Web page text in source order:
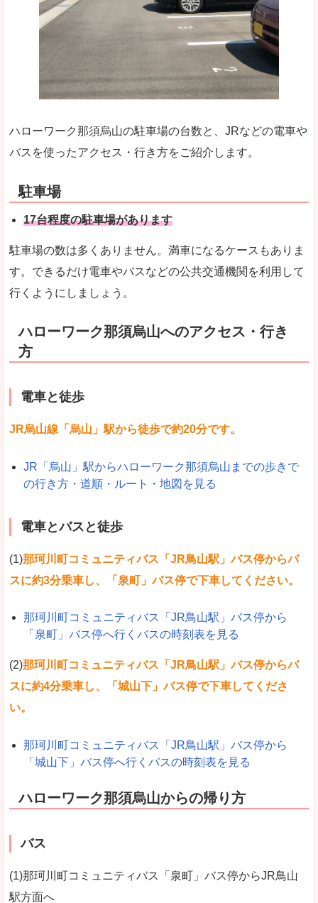
ハローワーク那須烏山の駐車場の台数と、JRなどの電車や
バスを使ったアクセス・行き方をご紹介します。
駐車場
17台程度の駐車場があります
駐車場の数は多くありません。満車になるケースもありま
す。できるだけ電車やバスなどの公共交通機関を利用して
行くようにしましょう。
ハローワーク那須烏山へのアクセス・行き
方
電車と徒歩
JR烏山線「烏山」駅から徒歩で約20分です。
JR「烏山」駅からハローワーク那須烏山までの歩きで
の行き方・道順・ルート・地図を見る
電車とバスと徒歩
(1)那珂川町コミュニティバス「JR鳥山駅」バス停からバ
スに約3分乗車し、「泉町」バス停で下車してください。
那珂川町コミュニティバス「JR鳥山駅」バス停から
「泉町」バス停へ行くバスの時刻表を見る
(2)那珂川町コミュニティバス「JR鳥山駅」バス停からバ
スに約4分乗車し、「城山下」バス停で下車してくださ
い。
那珂川町コミュニティバス「JR鳥山駅」バス停から
「城山下」バス停へ行くバスの時刻表を見る
ハローワーク那須烏山からの帰り方
バス
(1)那珂川町コミュニティバス「泉町」バス停からJR鳥山
駅方面へ